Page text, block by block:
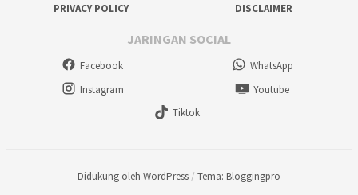
PRIVACY POLICY
DISCLAIMER
JARINGAN SOCIAL
Facebook
WhatsApp
Instagram
Youtube
Tiktok
Didukung oleh WordPress / Tema: Bloggingpro